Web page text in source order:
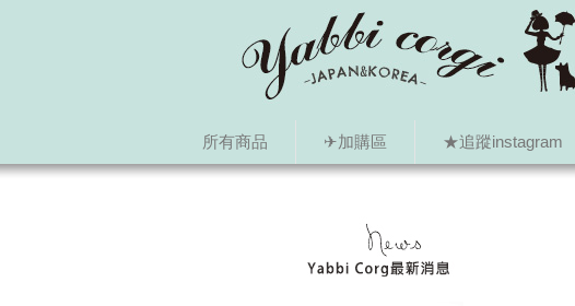
所有商品 ✈加購區 ★追蹤instagram